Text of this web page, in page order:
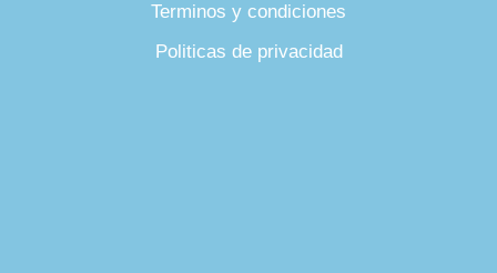
Terminos y condiciones
Politicas de privacidad